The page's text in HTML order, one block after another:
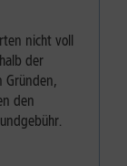
nicht voll
der
Gründen,
den